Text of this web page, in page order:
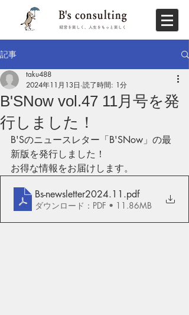
記事
B'SNow vol.47 11月号を発
行しました！
taku488
2024年11月13日 読了時間: 1分
B'Sのニュースレター「B'SNow」の最
新版を発行しました！
お得な情報をお届けします。
Bs-newsletter2024.11 .pdf
ダウンロード：PDF • 11.86MB